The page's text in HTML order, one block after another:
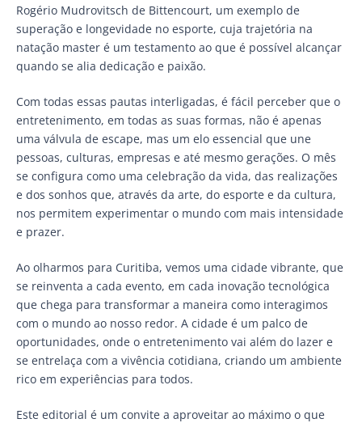
Rogério Mudrovitsch de Bittencourt, um exemplo de
superação e longevidade no esporte, cuja trajetória na
natação master é um testamento ao que é possível alcançar
quando se alia dedicação e paixão.
Com todas essas pautas interligadas, é fácil perceber que o
entretenimento, em todas as suas formas, não é apenas
uma válvula de escape, mas um elo essencial que une
pessoas, culturas, empresas e até mesmo gerações. O mês
se configura como uma celebração da vida, das realizações
e dos sonhos que, através da arte, do esporte e da cultura,
nos permitem experimentar o mundo com mais intensidade
e prazer.
Ao olharmos para Curitiba, vemos uma cidade vibrante, que
se reinventa a cada evento, em cada inovação tecnológica
que chega para transformar a maneira como interagimos
com o mundo ao nosso redor. A cidade é um palco de
oportunidades, onde o entretenimento vai além do lazer e
se entrelaça com a vivência cotidiana, criando um ambiente
rico em experiências para todos.
Este editorial é um convite a aproveitar ao máximo o que